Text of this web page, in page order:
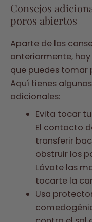
Consejos
poros abiertos
Aparte de los
anteriormente,
que puedes tomar
Aquí tienes
adicionales:
Evita tocar
El contacto
transferir
obstruir los
Lávate las
tocarte la
Usa